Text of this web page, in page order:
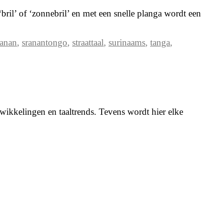
of ‘zonnebril’ en met een snelle planga wordt een
, sranantongo, straattaal, surinaams, tanga,
en taaltrends. Tevens wordt hier elke